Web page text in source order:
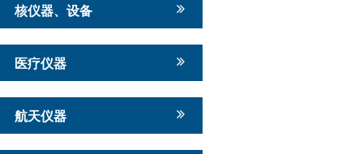
核仪器、设备
医疗仪器
航天仪器